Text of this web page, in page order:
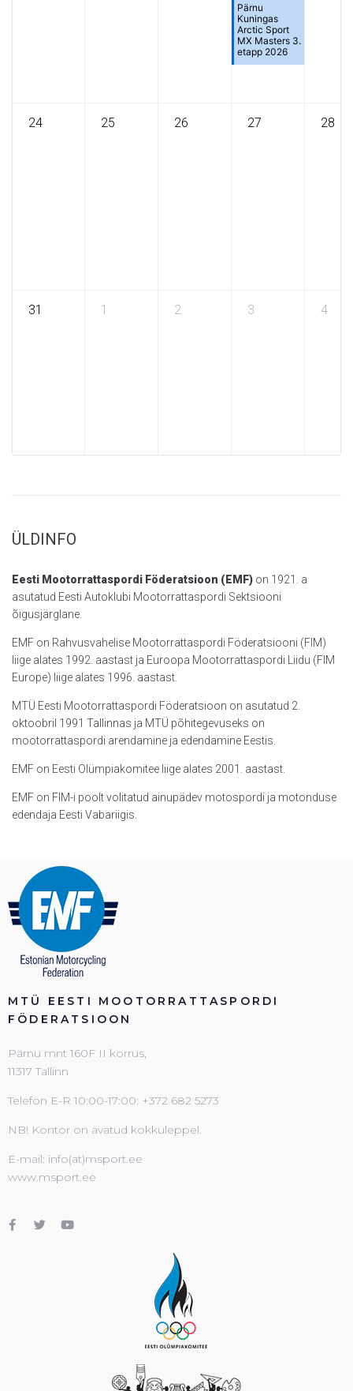
Pärnu
Kuningas
Arctic Sport
MX Masters 3.
etapp 2026
24 25 26 27 28
31 1 2 3 4
ÜLDINFO
Eesti Mootorrattaspordi Föderatsioon (EMF) on 1921. a
asutatud Eesti Autoklubi Mootorrattaspordi Sektsiooni
õigusjärglane.
EMF on Rahvusvahelise Mootorrattaspordi Föderatsiooni (FIM)
liige alates 1992. aastast ja Euroopa Mootorrattaspordi Liidu (FIM
Europe) liige alates 1996. aastast.
MTÜ Eesti Mootorrattaspordi Föderatsioon on asutatud 2.
oktoobril 1991 Tallinnas ja MTÜ põhitegevuseks on
mootorrattaspordi arendamine ja edendamine Eestis.
EMF on Eesti Olümpiakomitee liige alates 2001. aastast.
EMF on FIM-i poolt volitatud ainupädev motospordi ja motonduse
edendaja Eesti Vabariigis.
MTÜ EESTI MOOTORRATTASPORDI
FÖDERATSIOON
Pärnu mnt 160F II korrus,
11317 Tallinn
Telefon E-R 10:00-17:00: +372 682 5273
NB! Kontor on avatud kokkuleppel.
E-mail: info(at)msport.ee
www.msport.ee